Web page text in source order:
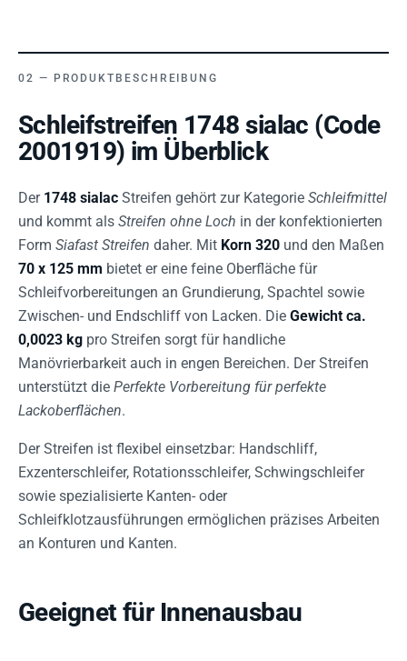
PRODUKTBESCHREIBUNG
Schleifstreifen 1748 sialac (Code
2001919) im Überblick
Der 1748 sialac Streifen gehört zur Kategorie Schleifmittel
und kommt als Streifen ohne Loch in der konfektionierten
Form Siafast Streifen daher. Mit Korn 320 und den Maßen
70 x 125 mm bietet er eine feine Oberfläche für
Schleifvorbereitungen an Grundierung, Spachtel sowie
Zwischen- und Endschliff von Lacken. Die Gewicht ca.
0,0023 kg pro Streifen sorgt für handliche
Manövrierbarkeit auch in engen Bereichen. Der Streifen
unterstützt die Perfekte Vorbereitung für perfekte
Lackoberflächen.
Der Streifen ist flexibel einsetzbar: Handschliff,
Exzenterschleifer, Rotationsschleifer, Schwingschleifer
sowie spezialisierte Kanten- oder
Schleifklotzausführungen ermöglichen präzises Arbeiten
an Konturen und Kanten.
Geeignet für Innenausbau